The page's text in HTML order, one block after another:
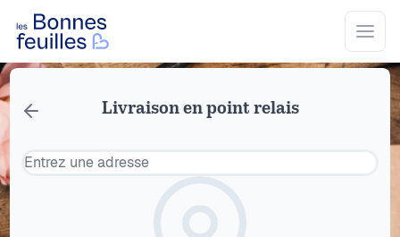
Les Bonnes Feuilles
Livraison en point relais